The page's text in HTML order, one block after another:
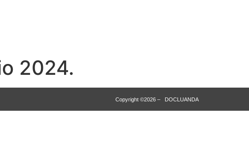
2024.
Copyright ©2026 – DOCLUANDA